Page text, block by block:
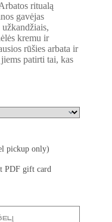
ritualą
gavėjas
kremu ir
rūšies arbata ir
patirti tai, kas
pickup only)
PDF gift card